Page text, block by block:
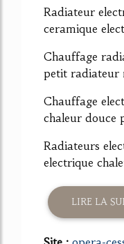
Radiateur
ceramique
Chauffage
petit radiateur
Chauffage
chaleur douce
Radiateurs
electrique
LIRE LA